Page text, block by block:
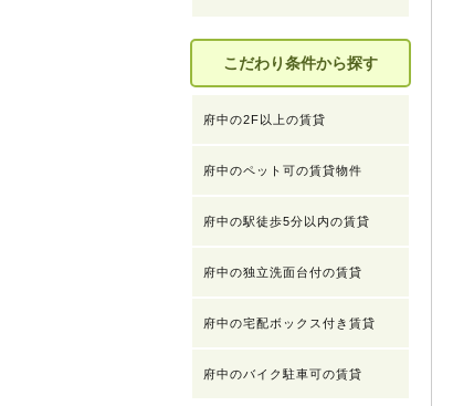
こだわり条件から探す
府中の2F以上の賃貸
府中のペット可の賃貸物件
府中の駅徒歩5分以内の賃貸
府中の独立洗面台付の賃貸
府中の宅配ボックス付き賃貸
府中のバイク駐車可の賃貸